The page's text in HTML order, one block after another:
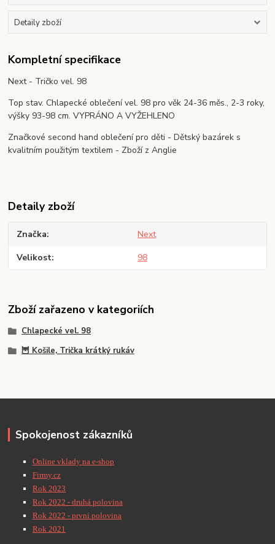
Detaily zboží
Kompletní specifikace
Next - Tričko vel. 98
Top stav. Chlapecké oblečení vel. 98 pro věk 24-36 měs., 2-3 roky,
výšky 93-98 cm. VYPRÁNO A VYŽEHLENO
Značkové second hand oblečení pro děti - Dětský bazárek s
kvalitním použitým textilem - Zboží z Anglie
Detaily zboží
Značka Next
Velikost 98
Zboží zařazeno v kategoriích
Chlapecké vel. 98
🦉 Košile, Trička krátký rukáv
Spokojenost zákazníků
Online vklady na e-shop
Firmy.cz
Rok 2023
Rok 2022 - druhá polovina
Rok 2022 - první polovina
Rok 2021